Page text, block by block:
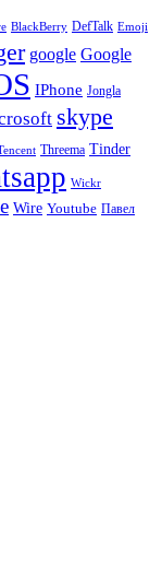
BlackBerry DefTalk Emoji
google Google
IPhone Jongla
skype
Threema Tinder
Wickr
Wire Youtube Павел